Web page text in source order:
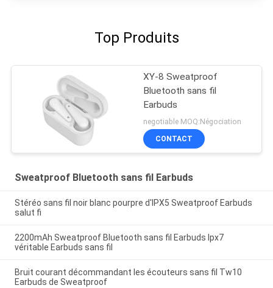
Top Produits
XY-8 Sweatproof
Bluetooth sans fil
Earbuds
negotiable MOQ:Négociation
CONTACT
Sweatproof Bluetooth sans fil Earbuds
Stéréo sans fil noir blanc pourpre d'IPX5 Sweatproof Earbuds
salut fi
2200mAh Sweatproof Bluetooth sans fil Earbuds Ipx7
véritable Earbuds sans fil
Bruit courant décommandant les écouteurs sans fil Tw10
Earbuds de Sweatproof